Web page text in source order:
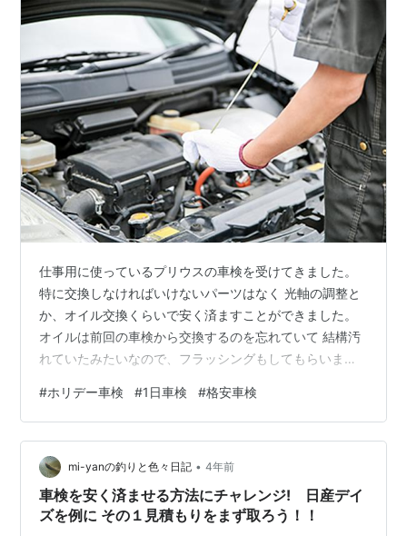
仕事用に使っているプリウスの車検を受けてきました。
特に交換しなければいけないパーツはなく 光軸の調整と
か、オイル交換くらいで安く済ますことができました。
オイルは前回の車検から交換するのを忘れていて 結構汚
れていたみたいなので、フラッシングもしてもらいまし
オーバーしていたので 次は忘れずケアしなければ。。 し
っかり点検してもらって、明日からのドライブにも 安心
が得られた1日でした。
#ホリデー車検 #1日車検 #格安車検
mi-yanの釣りと色々日記 • 4年前
車検を安く済ませる方法にチャレンジ! 日産デイ
ズを例に その１見積もりをまず取ろう！！